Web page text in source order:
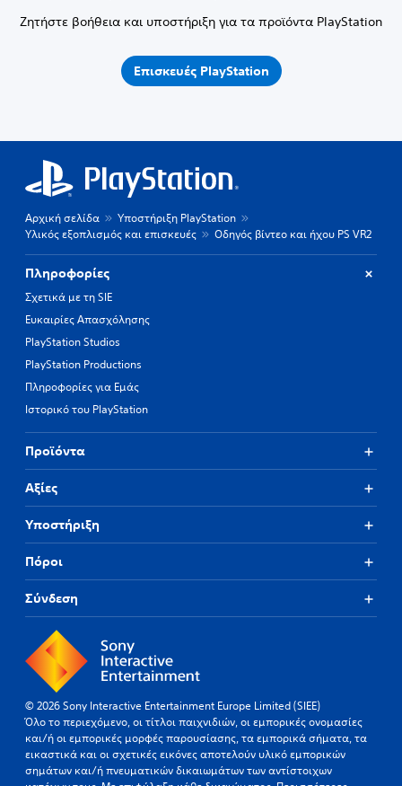
Ζητήστε βοήθεια και υποστήριξη για τα προϊόντα PlayStation
Επισκευές PlayStation
Αρχική σελίδα
Υποστήριξη PlayStation
Υλικός εξοπλισμός και επισκευές
Οδηγός βίντεο και ήχου PS VR2
Πληροφορίες
Σχετικά με τη SIE
Ευκαιρίες Απασχόλησης
PlayStation Studios
PlayStation Productions
Πληροφορίες για Εμάς
Ιστορικό του PlayStation
Προϊόντα
Αξίες
Υποστήριξη
Πόροι
Σύνδεση
© 2026 Sony Interactive Entertainment Europe Limited (SIEE)
Όλο το περιεχόμενο, οι τίτλοι παιχνιδιών, οι εμπορικές ονομασίες
και/ή οι εμπορικές μορφές παρουσίασης, τα εμπορικά σήματα, τα
εικαστικά και οι σχετικές εικόνες αποτελούν υλικό εμπορικών
σημάτων και/ή πνευματικών δικαιωμάτων των αντίστοιχων